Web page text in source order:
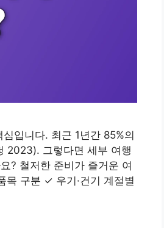
입니다. 최근 1년간 85%의
2023). 그렇다면 세부 여행
? 철저한 준비가 즐거운 여
목 구분 ✓ 우기·건기 계절별